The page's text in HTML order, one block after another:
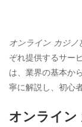
オンライン カジノ
ぞれ提供するサー
は、業界の基本か
寧に解説し、初心
オンライン